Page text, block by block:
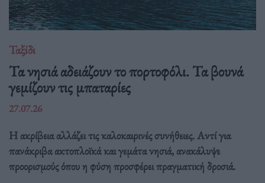
Ταξίδι
Τα νησιά αδειάζουν το πορτοφόλι. Τα βουνά
γεμίζουν τις μπαταρίες
27.07.26
Η ακρίβεια αλλάζει τις καλοκαιρινές συνήθειες. Αντί για
πανάκριβα ακτοπλοϊκά και γεμάτα νησιά, ανακάλυψε
προορισμούς όπου η φύση προσφέρει πραγματική δροσιά.